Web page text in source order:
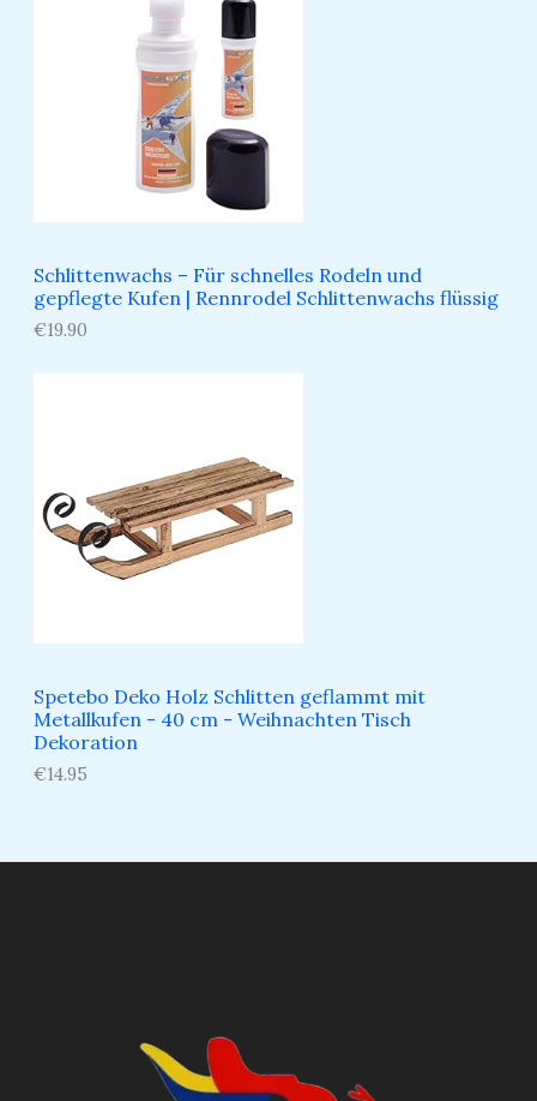
Schlittenwachs – Für schnelles Rodeln und
gepflegte Kufen​ | Rennrodel Schlittenwachs flüssig
€19.90
Spetebo Deko Holz Schlitten geflammt mit
Metallkufen - 40 cm - Weihnachten Tisch
Dekoration
€14.95